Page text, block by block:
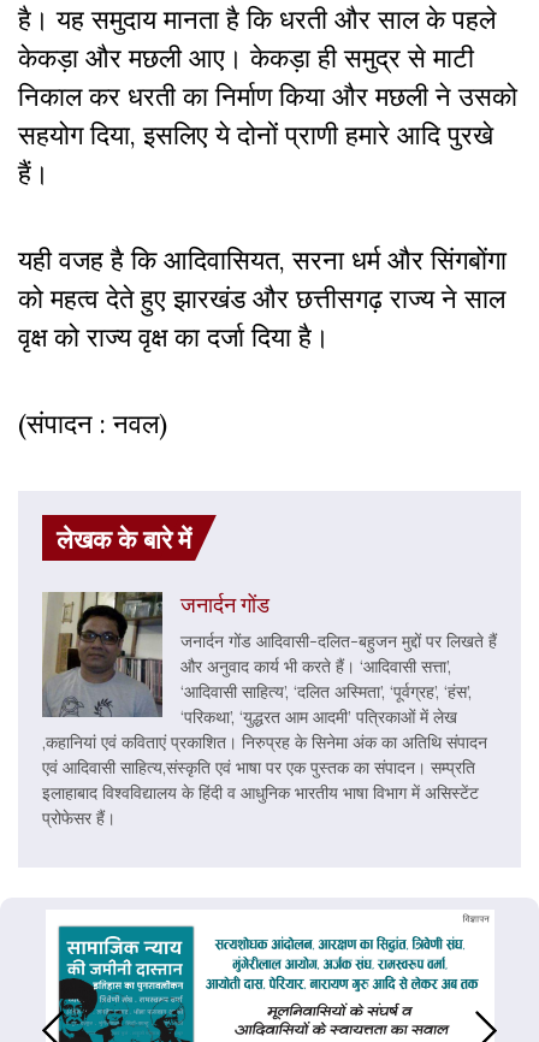
है। यह समुदाय मानता है कि धरती और साल के पहले
केकड़ा और मछली आए। केकड़ा ही समुद्र से माटी
निकाल कर धरती का निर्माण किया और मछली ने उसको
सहयोग दिया, इसलिए ये दोनों प्राणी हमारे आदि पुरखे
हैं।
यही वजह है कि आदिवासियत, सरना धर्म और सिंगबोंगा
को महत्व देते हुए झारखंड और छत्तीसगढ़ राज्य ने साल
वृक्ष को राज्य वृक्ष का दर्जा दिया है।
(संपादन : नवल)
लेखक के बारे में
जनार्दन गोंड
जनार्दन गोंड आदिवासी-दलित-बहुजन मुद्दों पर लिखते हैं
और अनुवाद कार्य भी करते हैं। ‘आदिवासी सत्ता’,
‘आदिवासी साहित्य’, ‘दलित अस्मिता’, ‘पूर्वग्रह’, ‘हंस’,
‘परिकथा’, ‘युद्धरत आम आदमी’ पत्रिकाओं में लेख
,कहानियां एवं कविताएं प्रकाशित। निरुप्रह के सिनेमा अंक का अतिथि संपादन
एवं आदिवासी साहित्य,संस्कृति एवं भाषा पर एक पुस्तक का संपादन। सम्प्रति
इलाहाबाद विश्वविद्यालय के हिंदी व आधुनिक भारतीय भाषा विभाग में असिस्टेंट
प्रोफेसर हैं।